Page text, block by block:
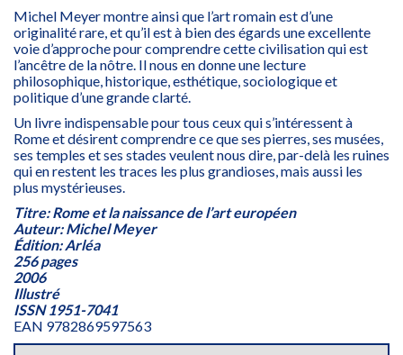
Michel Meyer montre ainsi que l’art romain est d’une
originalité rare, et qu’il est à bien des égards une excellente
voie d’approche pour comprendre cette civilisation qui est
l’ancêtre de la nôtre. Il nous en donne une lecture
philosophique, historique, esthétique, sociologique et
politique d’une grande clarté.
Un livre indispensable pour tous ceux qui s’intéressent à
Rome et désirent comprendre ce que ses pierres, ses musées,
ses temples et ses stades veulent nous dire, par-delà les ruines
qui en restent les traces les plus grandioses, mais aussi les
plus mystérieuses.
Titre: Rome et la naissance de l’art européen
Auteur: Michel Meyer
Édition: Arléa
256 pages
2006
Illustré
ISSN 1951-7041
EAN 9782869597563